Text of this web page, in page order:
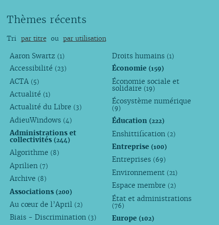
Thèmes récents
Tri par titre ou par utilisation
Aaron Swartz (1)
Accessibilité (23)
ACTA (5)
Actualité (1)
Actualité du Libre (3)
AdieuWindows (4)
Administrations et
collectivités (244)
Algorithme (8)
Aprilien (7)
Archive (8)
Associations (200)
Au cœur de l’April (2)
Biais - Discrimination (3)
Droits humains (1)
Économie(159)
Économie sociale et
solidaire (19)
Écosystème numérique
(9)
Éducation(222)
Enshittification (2)
Entreprise(100)
Entreprises (69)
Environnement (21)
Espace membre (2)
État et administrations
(76)
Europe(102)